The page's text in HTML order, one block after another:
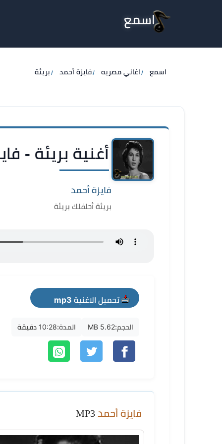
اسمع
اسمع اغاني مصريه فايزة أحمد بريئة
أغنية بريئة -
فايزة أحمد
بريئة أحلفلك بريئة
تحميل الاغنية mp3
الحجم:5.62 MB المدة:10:28 دقيقة
فايزة أحمد